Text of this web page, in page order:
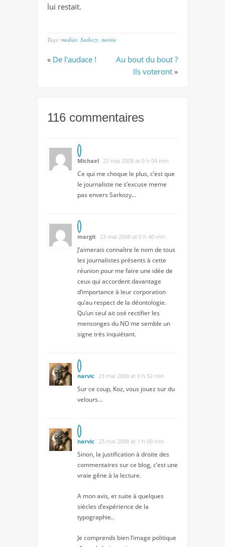
lui restait.
Tags: medias Sarkozy tunisie
« De l'audace !
Au bout du bout ?
Ils voteront »
116 commentaires
Michael 23 mai 2008 at 0 h 04 min
Ce qui me choque le plus, c’est que
le journaliste ne s’excuse meme
pas envers Sarkozy…
margit 23 mai 2008 at 0 h 40 min
J’aimerais connaître le nom de tous
les journalistes présents à cette
réunion pour me faire une idée de
ceux qui accordent davantage
d’importance à leur corporation
qu’au respect de la déontologie.
Qu’un seul ait osé rectifier les
mensonges du NO me semble un
signe très inquiétant.
narvic 23 mai 2008 at 0 h 52 min
Sur ce coup, Koz, vous jouez sur du
velours…
narvic 23 mai 2008 at 1 h 00 min
Sinon, la justification à droite des
commentaires sur ce blog, c’est une
vraie gêne à la lecture.
A mon avis, et suite à quelques
siècles d’expérience de la
typographie..
Je comprends bien l’image politique